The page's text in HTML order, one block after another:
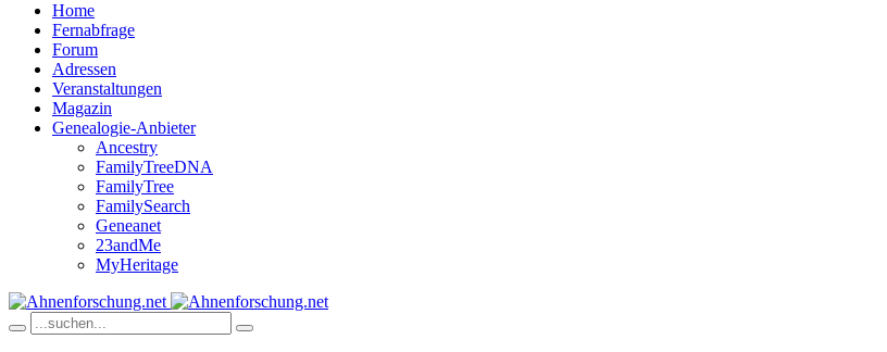
Home
Fernabfrage
Forum
Adressen
Veranstaltungen
Magazin
Genealogie-Anbieter
Ancestry
FamilyTreeDNA
FamilyTree
FamilySearch
Geneanet
23andMe
MyHeritage